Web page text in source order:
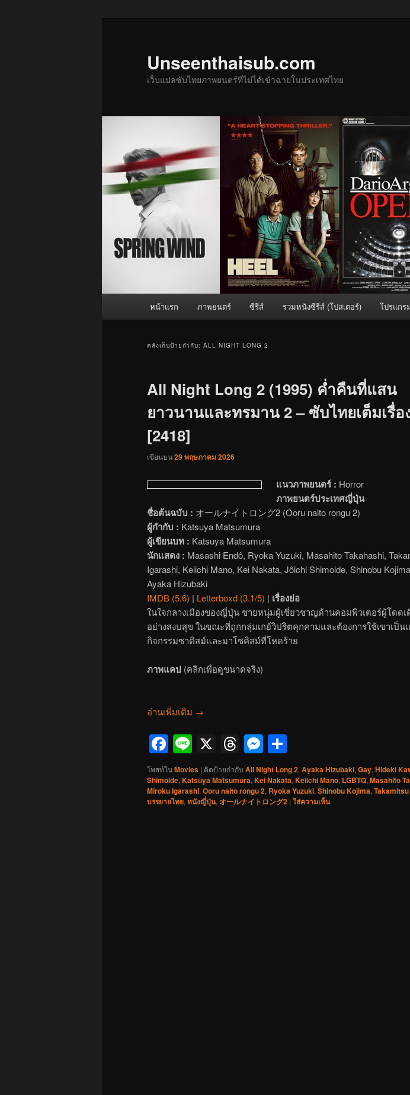
Unseenthaisub.com
เว็บแปลซับไทยภาพยนตร์ที่ไม่ได้เข้าฉายในประเทศไทย
หน้าแรก ภาพยนตร์ ซีรีส์ รวมหนังซีรีส์ (โปสเตอร์) โปรแกร
คลังเก็บป้ายกำกับ: ALL NIGHT LONG 2
All Night Long 2 (1995) ค่ำคืนที่แสน
ยาวนานและทรมาน 2 – ซับไทยเต็มเรื่อ
[2418]
เขียนบน29 พฤษภาคม 2026
แนวภาพยนตร์ : Horror
ภาพยนตร์ประเทศญี่ปุ่น
ชื่อต้นฉบับ : オールナイトロング2 (Ooru naito rongu 2)
ผู้กำกับ : Katsuya Matsumura
ผู้เขียนบท : Katsuya Matsumura
นักแสดง : Masashi Endô, Ryoka Yuzuki, Masahito Takahashi,
Igarashi, Keiichi Mano, Kei Nakata, Jôichi Shimoide, Shinobu
Ayaka Hizubaki
IMDB (5.6) | Letterboxd (3.1/5) | เรื่องย่อ
ในใจกลางเมืองของญี่ปุ่น ชายหนุ่มผู้เชี่ยวชาญด้านคอมพิวเตอร์ผู้โดด
อย่างสงบสุข ในขณะที่ถูกกลุ่มเกย์วิปริตคุกคามและต้องการใช้เขาเป็น
กิจกรรมซาดิสม์และมาโซคิสม์ที่โหดร้าย
ภาพแคป (คลิกเพื่อดูขนาดจริง)
อ่านเพิ่มเติม →
Facebook
Line
X Threads
Messenger
โพสท์ในMovies | ติดป้ายกำกับ All Night Long 2, Ayaka Hizubaki, Gay, Hideki
Shimoide, Katsuya Matsumura, Kei Nakata, Keiichi Mano, LGBTQ, Masahito
Miroku Igarashi, Ooru naito rongu 2, Ryoka Yuzuki, Shinobu Kojima,
บรรยายไทย, หนังญี่ปุ่น, オールナイトロング2 | ใส่ความเห็น